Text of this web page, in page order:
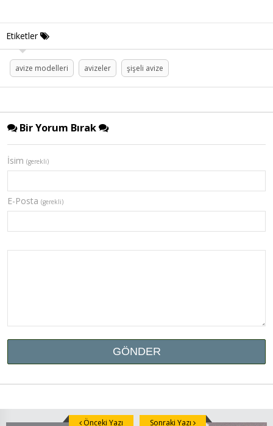
Etiketler
avize modelleri avizeler şişeli avize
Bir Yorum Bırak
İsim (gerekli)
E-Posta (gerekli)
Önceki Yazı Sonraki Yazı